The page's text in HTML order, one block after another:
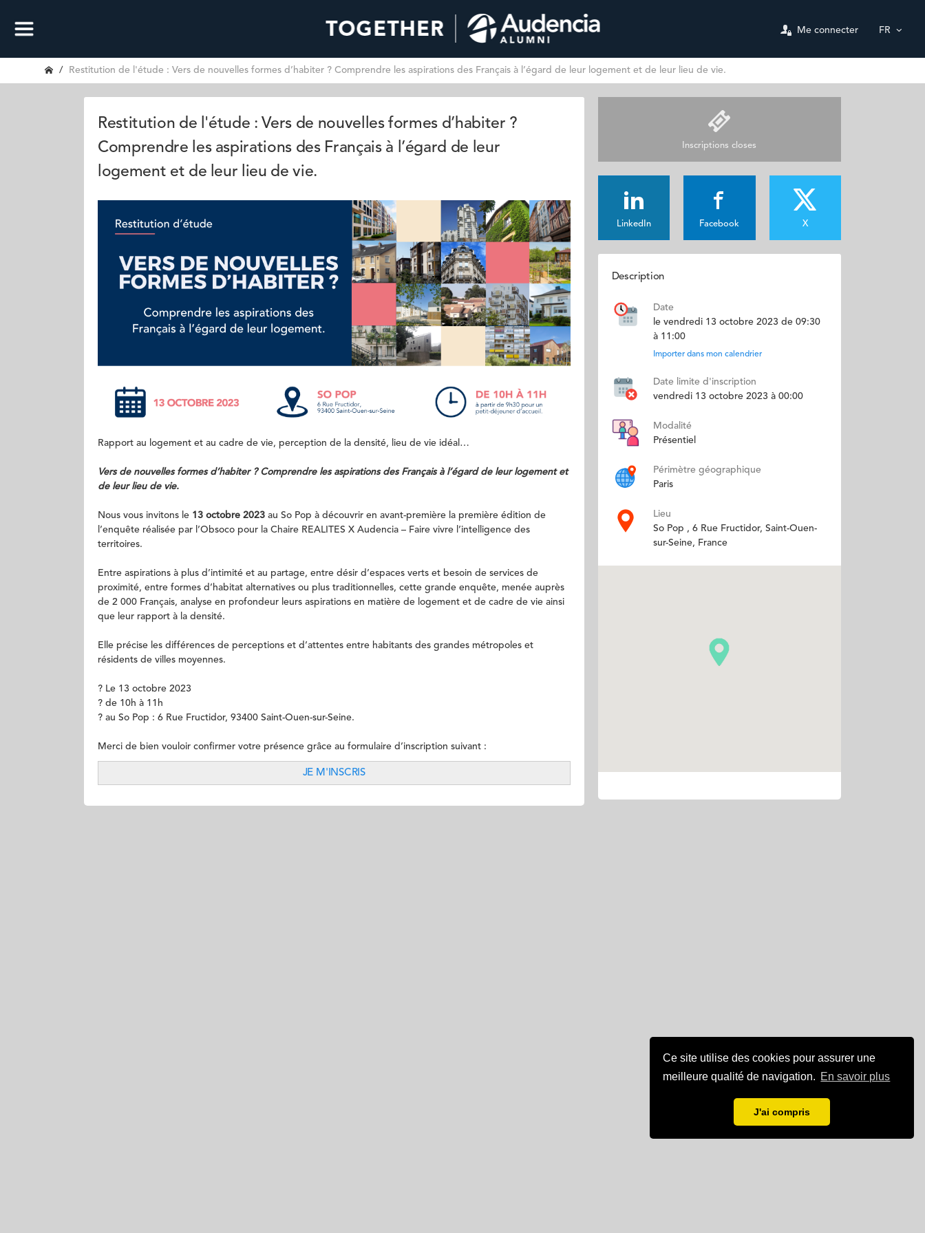
Ce site utilise des cookies pour assurer une
meilleure qualité de navigation. En savoir plus
J'ai compris
Me connecter FR
Restitution de l'étude : Vers de nouvelles formes d’habiter ? Comprendre les aspirations des Français à l’égard de leur logement et de leur lieu de vie.
Restitution de l'étude : Vers de nouvelles formes d’habiter ?
Comprendre les aspirations des Français à l’égard de leur
logement et de leur lieu de vie.
Rapport au logement et au cadre de vie, perception de la densité, lieu de vie idéal…
Vers de nouvelles formes d’habiter ?Comprendre les aspirations des Français à l’égard de leur logement et
de leur lieu de vie.
Nous vous invitons le 13 octobre 2023 au So Pop à découvrir en avant-première la première édition de
l’enquête réalisée par l’Obsoco pour la Chaire REALITES X Audencia – Faire vivre l’intelligence des
territoires.
Entre aspirations à plus d’intimité et au partage, entre désir d’espaces verts et besoin de services de
proximité, entre formes d’habitat alternatives ou plus traditionnelles, cette grande enquête, menée auprès
de 2 000 Français, analyse en profondeur leurs aspirations en matière de logement et de cadre de vie ainsi
que leur rapport à la densité.
Elle précise les différences de perceptions et d’attentes entre habitants des grandes métropoles et
résidents de villes moyennes.
?️ Le 13 octobre 2023
? de 10h à 11h
? au So Pop : 6 Rue Fructidor, 93400 Saint-Ouen-sur-Seine.
Merci de bien vouloir confirmer votre présence grâce au formulaire d’inscription suivant :
JE M'INSCRIS
Inscriptions closes
LinkedIn Facebook X
Description
Date
le vendredi 13 octobre 2023 de 09:30
à 11:00
Importer dans mon calendrier
Date limite d'inscription
vendredi 13 octobre 2023 à 00:00
Modalité
Présentiel
Périmètre géographique
Paris
Lieu
So Pop , 6 Rue Fructidor, Saint-Ouen-
sur-Seine, France